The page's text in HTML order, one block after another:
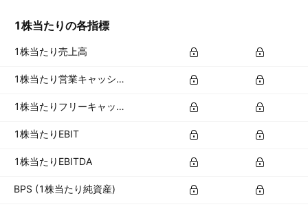
1株当たりの各指標
1株当たり売上高
1株当たり営業キャッシュフロー
1株当たりフリーキャッシュフロー
1株当たりEBIT
1株当たりEBITDA
BPS (1株当たり純資産)